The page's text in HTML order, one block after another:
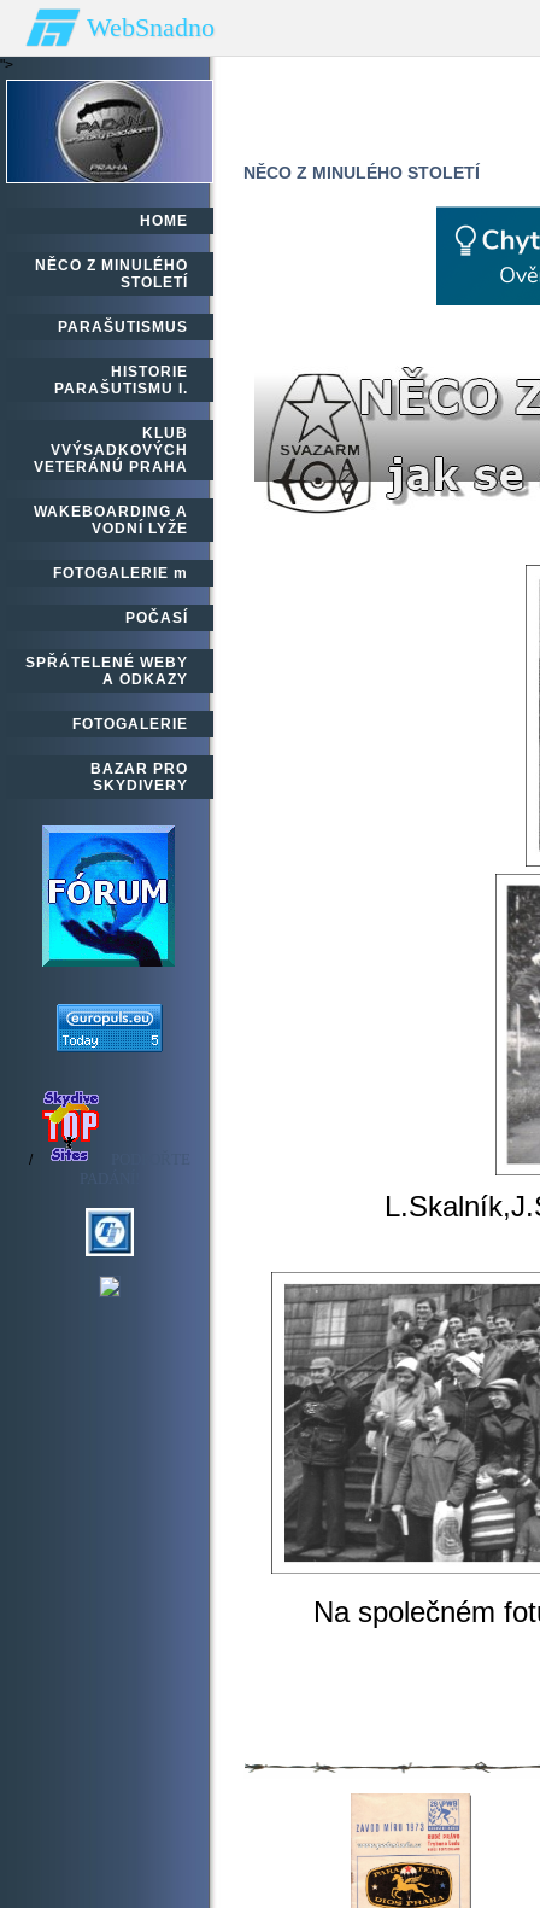
">
WebSnadno
NĚCO Z MINULÉHO STOLETÍ
HOME
NĚCO Z MINULÉHO
STOLETÍ
PARAŠUTISMUS
HISTORIE
PARAŠUTISMU I.
KLUB
VVÝSADKOVÝCH
VETERÁNÚ PRAHA
WAKEBOARDING A
VODNÍ LYŽE
FOTOGALERIE m
POČASÍ
SPŘÁTELENÉ WEBY
A ODKAZY
FOTOGALERIE
BAZAR PRO
SKYDIVERY
/
Na společném fotu